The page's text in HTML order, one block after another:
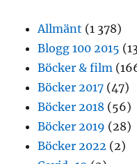
Allmänt (1 378)
Blogg 100 2015
Böcker & film
Böcker 2017 (47)
Böcker 2018 (56)
Böcker 2019 (28)
Böcker 2022 (2)